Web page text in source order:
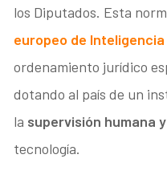
los Diputados. Esta
europeo de
ordenamiento jurídico
dotando al país de un
la supervisión humana
tecnología.